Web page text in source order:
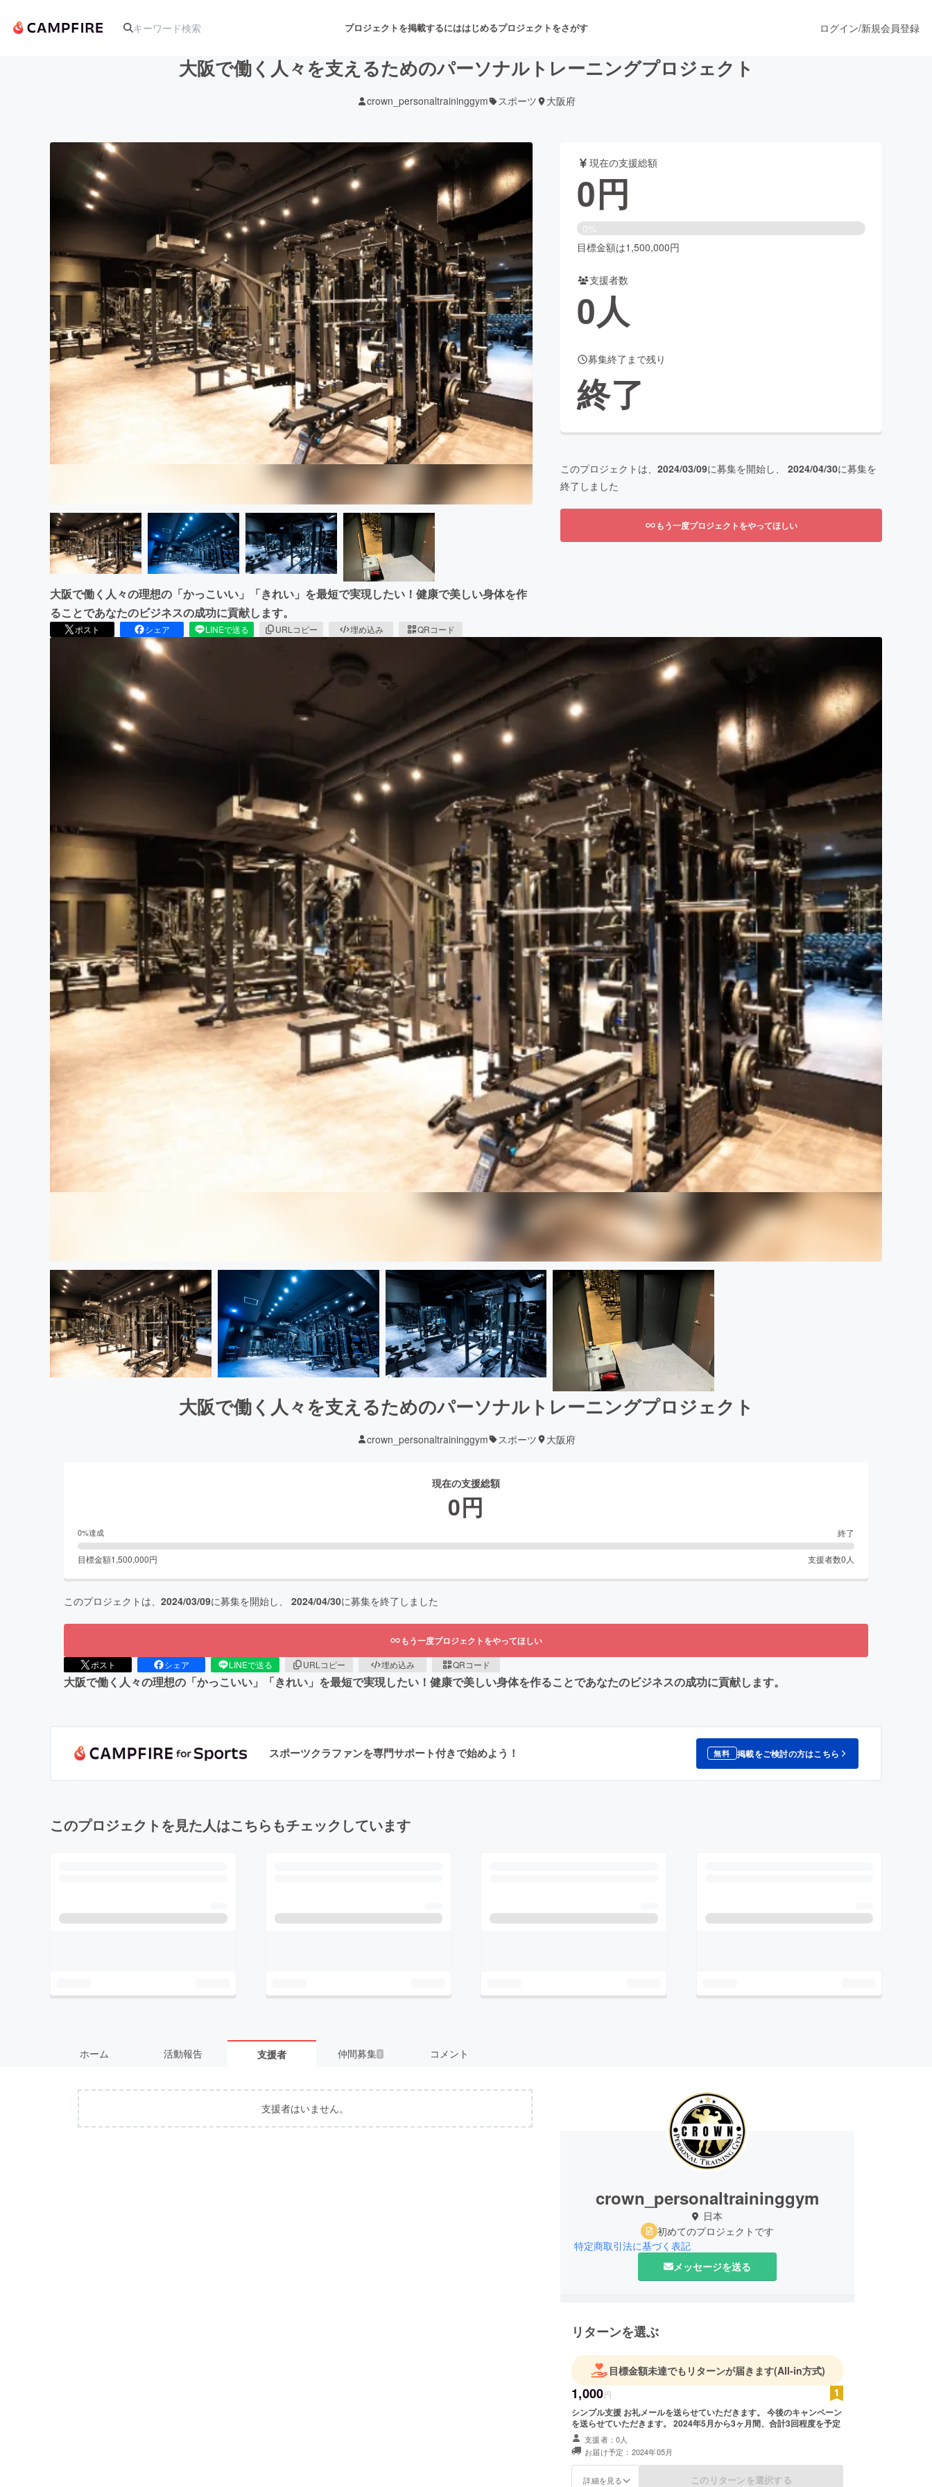
プロジェクトを掲載するにははじめるプロジェクトをさがす
音楽 舞台・パフォーマンス
テクノロジー・ガジェット ゲーム・サービス開発
映像・映画 書籍・雑誌出版 アニメ・漫画
ビジネス・起業 チャレンジ ビューティー・ヘルスケア
まちづくり・地域活性化
CAMPFIRE for Social GoodCAMPFIRE Creation
CAMPFIREふるさと納税machi-ya コミュニティ
ログイン/新規会員登録
大阪で働く人々を支えるためのパーソナルトレーニングプロジェクト
crown_personaltraininggym スポーツ 大阪府
大阪で働く人々の理想の「かっこいい」「きれい」を最短で実現したい！健康で美しい身体を作
ることであなたのビジネスの成功に貢献します。
ポスト シェア LINEで送る URLコピー 埋め込み QRコード
現在の支援総額
0円
0%
目標金額は1,500,000円
支援者数
0人
募集終了まで残り
終了
このプロジェクトは、 2024/03/09に募集を開始し、 2024/04/30に募集を
終了しました
もう一度プロジェクトをやってほしい
大阪で働く人々を支えるためのパーソナルトレーニングプロジェクト
crown_personaltraininggym スポーツ 大阪府
現在の支援総額
0円
0%達成 終了
目標金額1,500,000円 支援者数0 人
このプロジェクトは、 2024/03/09に募集を開始し、 2024/04/30に募集を終了しました
もう一度プロジェクトをやってほしい
ポスト シェア LINEで送る URLコピー 埋め込み QRコード
大阪で働く人々の理想の「かっこいい」「きれい」を最短で実現したい！健康で美しい身体を作ることであなたのビジネスの成功に貢献します。
スポーツクラファンを専門サポート付きで始めよう！ 無料 掲載をご検討の方はこちら
このプロジェクトを見た人はこちらもチェックしています
ホーム 活動報告 支援者 仲間募集 1 コメント
支援者はいません。
crown_personaltraininggym
日本
初めてのプロジェクトです
特定商取引法に基づく表記
メッセージを送る
リターンを選ぶ
目標金額未達でもリターンが届きます(All-in方式)
1,000円
シンプル支援 お礼メールを送らせていただきます。 今後のキャンペーン
を送らせていただきます。 2024年5月から3ヶ月間、合計3回程度を予定
支援者：0人
お届け予定：2024年05月
詳細を見る このリターンを選択する